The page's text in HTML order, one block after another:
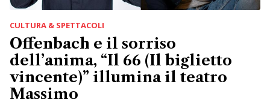
CULTURA & SPETTACOLI
Offenbach e il sorriso
dell’anima, “Il 66 (Il biglietto
vincente)” illumina il teatro
Massimo